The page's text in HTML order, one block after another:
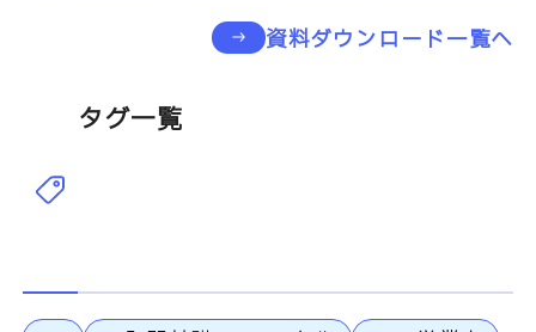
資料ダウンロード一覧へ
タグ一覧